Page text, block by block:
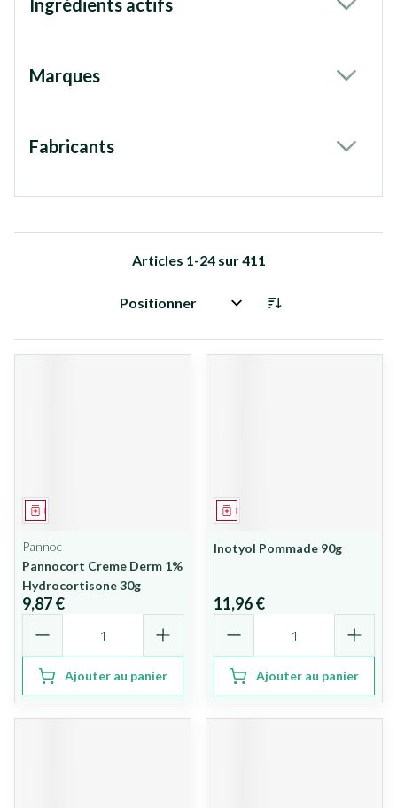
Ingrédients actifs
Marques
Fabricants
Articles 1-24sur411
Trier par:
Médicament
Pannoc
Pannocort Creme Derm 1%
Hydrocortisone 30g
9,87 €
Ajouter au panier
Médicament
Inotyol Pommade 90g
11,96 €
Ajouter au panier